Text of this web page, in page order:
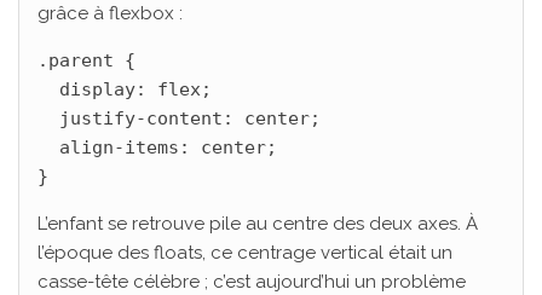
grâce à flexbox :
.parent {
  display: flex;
  justify-content: center;
  align-items: center;
}
L’enfant se retrouve pile au centre des deux axes. À
l’époque des floats, ce centrage vertical était un
casse-tête célèbre ; c’est aujourd’hui un problème